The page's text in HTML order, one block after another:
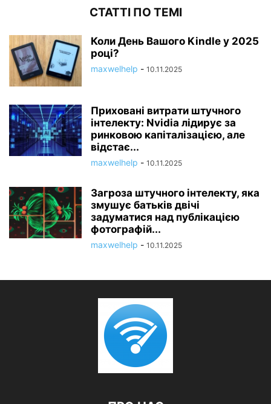
СТАТТІ ПО ТЕМІ
Коли День Вашого Kindle у 2025
році?
maxwelhelp - 10.11.2025
Приховані витрати штучного
інтелекту: Nvidia лідирує за
ринковою капіталізацією, але
відстає...
maxwelhelp - 10.11.2025
Загроза штучного інтелекту, яка
змушує батьків двічі
задуматися над публікацією
фотографій...
maxwelhelp - 10.11.2025